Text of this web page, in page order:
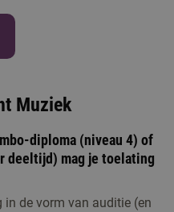
Muziek
diploma (niveau 4) of
deeltijd) mag je toelating
de vorm van auditie (en